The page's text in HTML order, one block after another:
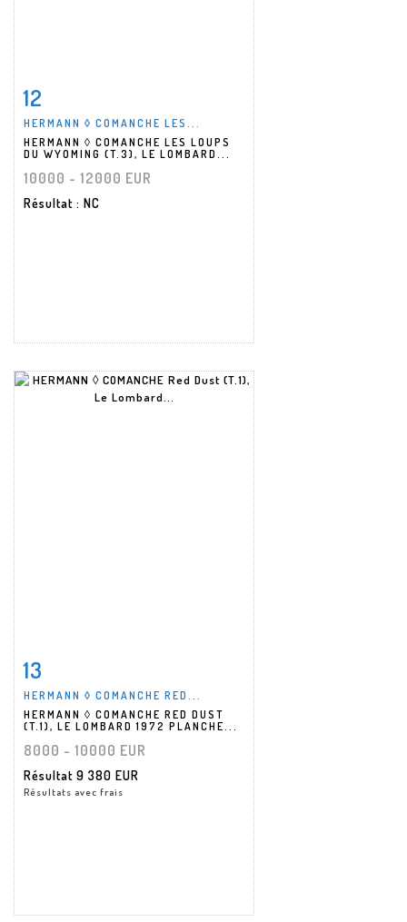
Fiche détaillée
12
HERMANN ◊ COMANCHE LES...
HERMANN ◊ COMANCHE LES LOUPS
DU WYOMING (T.3), LE LOMBARD...
10000 - 12000 EUR
Résultat : NC
Fiche détaillée
13
HERMANN ◊ COMANCHE RED...
HERMANN ◊ COMANCHE RED DUST
(T.1), LE LOMBARD 1972 PLANCHE...
8000 - 10000 EUR
Résultat 9 380 EUR
Résultats avec frais